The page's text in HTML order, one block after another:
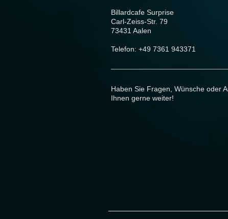
Billardcafe Surprise
Carl-Zeiss-Str. 79
73431 Aalen
Telefon: +49 7361 943371
Haben Sie Fragen, Wünsche oder
Ihnen gerne weiter!